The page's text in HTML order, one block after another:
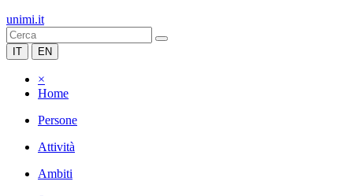
unimi.it
IT EN
×
Home
Persone
Attività
Ambiti